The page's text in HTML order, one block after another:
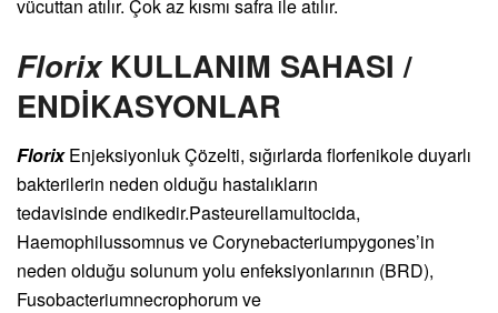
vücuttan atılır. Çok az kısmı safra ile atılır.
Florix KULLANIM SAHASI /
ENDİKASYONLAR
FlorixEnjeksiyonluk Çözelti, sığırlarda florfenikole duyarlı
bakterilerin neden olduğu hastalıkların
tedavisinde endikedir.Pasteurellamultocida,
Haemophilussomnus ve Corynebacteriumpygones’in
neden olduğu solunum yolu enfeksiyonlarının (BRD),
Fusobacteriumnecrophorum ve